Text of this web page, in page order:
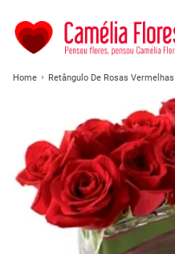
Home Retângulo De Rosas Vermelhas